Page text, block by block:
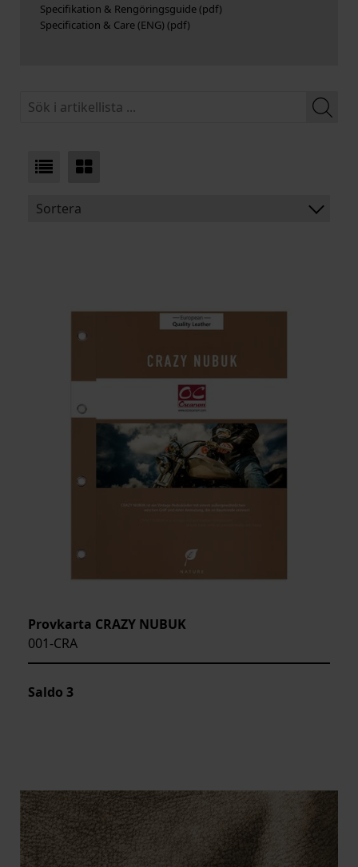
Specifikation & Rengöringsguide
Specification & Care (ENG)
Sortera
ARTIKELKOD:
Provkarta CRAZY NUBUK
001-CRA
Saldo 3